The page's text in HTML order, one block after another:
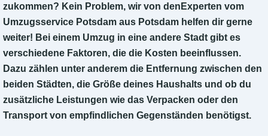
zukommen? Kein Problem, wir von denExperten vom
Umzugsservice Potsdam aus Potsdam helfen dir gerne
weiter! Bei einem Umzug in eine andere Stadt gibt es
verschiedene Faktoren, die die Kosten beeinflussen.
Dazu zählen unter anderem die Entfernung zwischen den
beiden Städten, die Größe deines Haushalts und ob du
zusätzliche Leistungen wie das Verpacken oder den
Transport von empfindlichen Gegenständen benötigst.